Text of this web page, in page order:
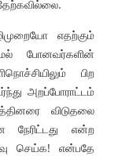
எதற்கும்
போனவர்களின்
பிற
அறப்போராட்டம்
விடுதலை
என்ற
செய்க! என்பதே